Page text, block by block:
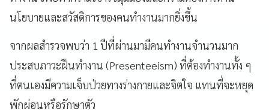
นโยบายและสวัสดิการของคนทำงานมากยิ่งขึ้น
จากผลสำรวจพบว่า 1 ปีที่ผ่านมามีคนทำงานจำนวนมาก
ประสบภาวะฝืนทำงาน (Presenteeism) ที่ต้องทำงานทั้ง ๆ
ที่ตนเองมีความเจ็บป่วยทางร่างกายและจิตใจ แทนที่จะหยุด
พักผ่อนหรือรักษาตัว